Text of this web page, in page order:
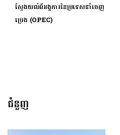
ស្វែងយល់ពីអង្គការនៃប្រទេសនាំចេញ
ប្រេង (OPEC)
ជំនួញ